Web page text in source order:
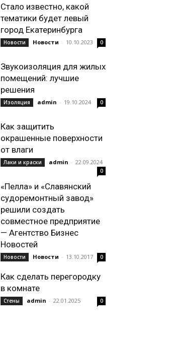
Стало известно, какой
тематики будет левый
город Екатеринбурга
Новости Новости - 10.10.2023 0
Звукоизоляция для жилых
помещений: лучшие
решения
Изоляция admin - 19.10.2024 0
Как защитить
окрашенные поверхности
от влаги
Лаки и краски admin - 22.09.2024
0
«Пелла» и «Славянский
судоремонтный завод»
решили создать
совместное предприятие
— Агентство Бизнес
Новостей
Новости Новости - 13.10.2017 0
Как сделать перегородку
в комнате
Стены admin - 22.01.2025 0